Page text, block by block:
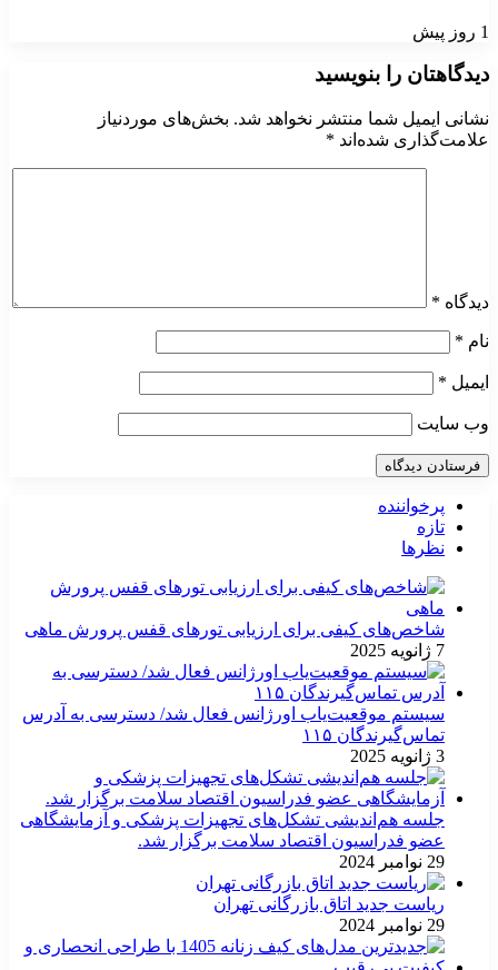
1 روز پیش
دیدگاهتان را بنویسید
نشانی ایمیل شما منتشر نخواهد شد. بخش‌های موردنیاز
علامت‌گذاری شده‌اند *
دیدگاه *
نام *
ایمیل *
وب‌ سایت
پرخواننده
تازه
نظرها
شاخص‌های کیفی برای ارزیابی تورهای قفس پرورش ماهی
7 ژانویه 2025
سیستم موقعیت‌یاب اورژانس فعال شد/ دسترسی به آدرس
تماس‌گیرندگان ۱۱۵
3 ژانویه 2025
جلسه هم‌اندیشی تشکل‌های تجهیزات پزشکی و آزمایشگاهی
عضو فدراسیون اقتصاد سلامت برگزار شد.
29 نوامبر 2024
ریاست جدید اتاق بازرگانی تهران
29 نوامبر 2024